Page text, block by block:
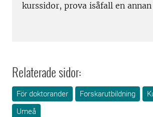
kurssidor, prova isåfall en annan
Relaterade sidor:
För doktorander Forskarutbildning
Umeå